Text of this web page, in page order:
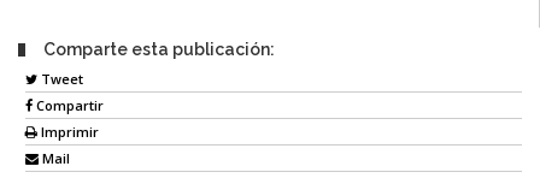
Comparte esta publicación:
Tweet
Compartir
Imprimir
Mail